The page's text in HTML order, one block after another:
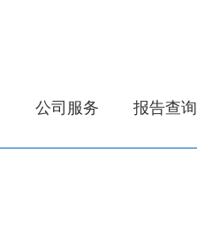
公司服务 报告查询